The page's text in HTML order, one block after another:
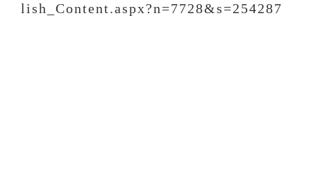
lish_Content.aspx?n=7728&s=254287